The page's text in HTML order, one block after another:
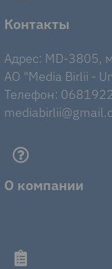
Контакты
Адрес: MD-3805,
AO "Media Birlii -
Телефон:
О компании